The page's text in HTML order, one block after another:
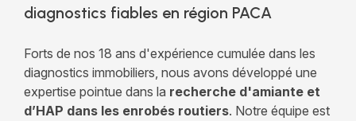
diagnostics fiables en région PACA
Forts de nos 18 ans d'expérience cumulée dans les
diagnostics immobiliers, nous avons développé une
expertise pointue dans la recherche d'amiante et
d’HAP dans les enrobés routiers. Notre équipe est